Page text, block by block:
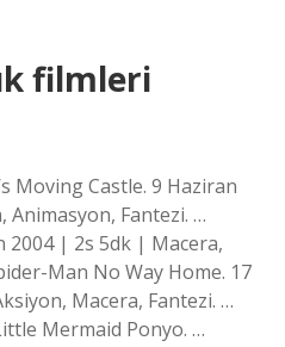
filmleri
Moving Castle. 9 Haziran
Fantezi. …
2004 | 2s 5dk | Macera,
Man No Way Home. 17
Macera, Fantezi. …
Mermaid Ponyo. …